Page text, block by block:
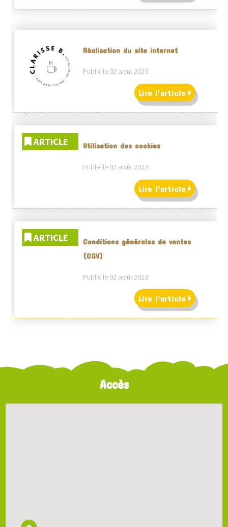
Réalisation du site internet
Publié le 02 août 2023
Lire l'article
ARTICLE Utilisation des cookies
Publié le 02 août 2023
Lire l'article
ARTICLE
Conditions générales de ventes
(CGV)
Publié le 02 août 2023
Lire l'article
Accès